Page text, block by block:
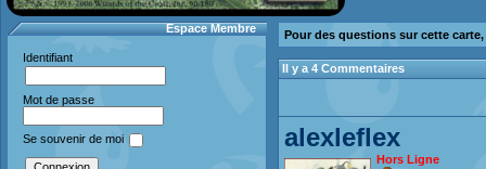
Espace Membre
Identifiant
Mot de passe
Se souvenir de moi
Pour des questions sur cette
Il y a 4 Commentaires
alexleflex
Hors Ligne